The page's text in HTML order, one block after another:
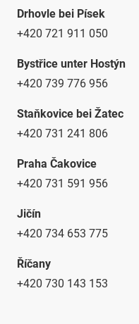
Drhovle bei Písek
+420 721 911 050
Bystřice unter Hostýn
+420 739 776 956
Staňkovice bei Žatec
+420 731 241 806
Praha Čakovice
+420 731 591 956
Jičín
+420 734 653 775
Říčany
+420 730 143 153